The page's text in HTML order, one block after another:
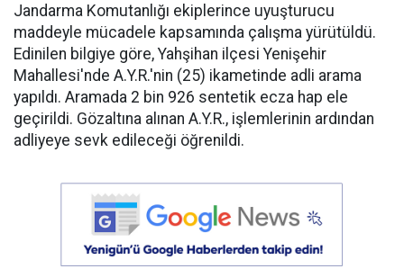
Jandarma Komutanlığı ekiplerince uyuşturucu
maddeyle mücadele kapsamında çalışma yürütüldü.
Edinilen bilgiye göre, Yahşihan ilçesi Yenişehir
Mahallesi'nde A.Y.R.'nin (25) ikametinde adli arama
yapıldı. Aramada 2 bin 926 sentetik ecza hap ele
geçirildi. Gözaltına alınan A.Y.R., işlemlerinin ardından
adliyeye sevk edileceği öğrenildi.